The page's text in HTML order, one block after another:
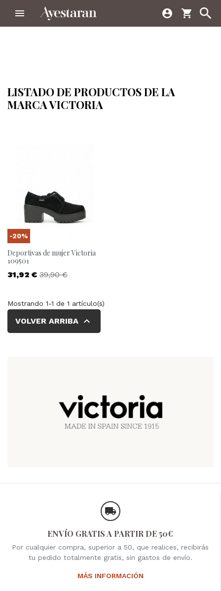
  shopping_cart 
LISTADO DE PRODUCTOS DE LA
MARCA VICTORIA
Deportivas de mujer Victoria
109501
Precio
31,92 € Precio base
39,90 €
-20%
Mostrando 1-1 de 1 artículo(s)
VOLVER ARRIBA 
ENVÍO GRATIS A PARTIR DE 50€
Por cualquier compra, superior a 50, que realices, recibirás
tu pedido totalmente gratis, sin gastos de envío.
MÁS INFORMACIÓN